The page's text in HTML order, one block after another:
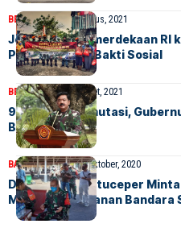
BERITAHOME 2 Agustus, 2021
Jelang Hari Kemerdekaan RI
Paskhas Gelar Bakti Sosial
BERITAHOME27 Maret, 2021
99 Pati TNI Dimutasi,
Bergeser
BANDARABERITA1 Oktober, 2020
Danramil 02 Batuceper
Menjaga Keamanan Bandara